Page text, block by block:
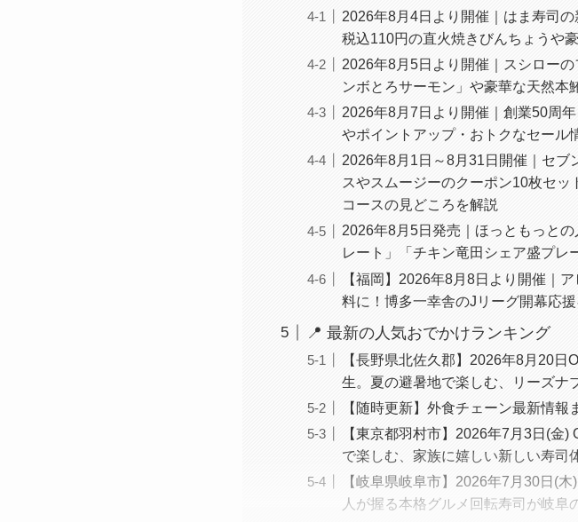
2026年8月4日より開催｜はま寿司
税込110円の直火焼きびんちょうや
2026年8月5日より開催｜スシロー
ンボとろサーモン」や豪華な天然本
2026年8月7日より開催｜創業50周
やポイントアップ・おトクなセール
2026年8月1日～8月31日開催｜セブ
スやスムージーのクーポン10枚セ
コースの見どころを解説
2026年8月5日発売｜ほっともっと
レート」「チキン竜田シェア盛プレ
【福岡】2026年8月8日より開催｜
料に！博多一幸舎のJリーグ開幕応
📍 最新の人気おでかけランキング
【長野県北佐久郡】2026年8月20
生。夏の避暑地で楽しむ、リーズナ
【随時更新】外食チェーン最新情
【東京都羽村市】2026年7月3日(金
で楽しむ、家族に嬉しい新しい寿司
【岐阜県岐阜市】2026年7月30日(
人が握る本格グルメ回転寿司が岐阜